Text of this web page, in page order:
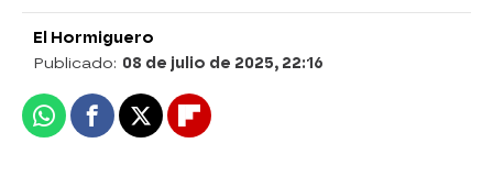
El Hormiguero
Publicado: 08 de julio de 2025, 22:16
WhatsappFacebook
X Flipboard